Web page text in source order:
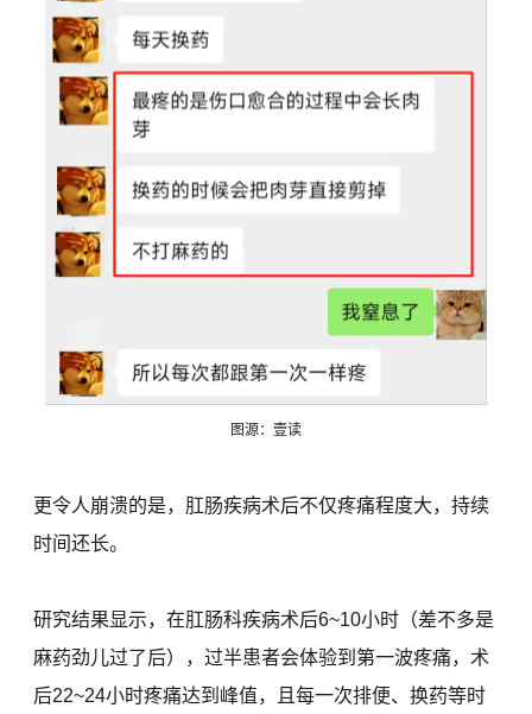
图源：壹读
更令人崩溃的是，肛肠疾病术后不仅疼痛程度大，持续
时间还长。
研究结果显示，在肛肠科疾病术后6~10小时（差不多是
麻药劲儿过了后），过半患者会体验到第一波疼痛，术
后22~24小时疼痛达到峰值，且每一次排便、换药等时